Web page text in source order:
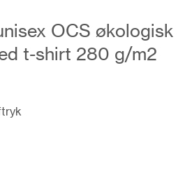
OCS økologisk
t-shirt 280 g/m2